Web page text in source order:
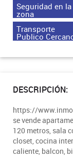
Seguridad en la
zona
Transporte
Publico
DESCRIPCIÓN:
https://
se vende
120 metros, sala
closet, cocina
caliente, balcon,